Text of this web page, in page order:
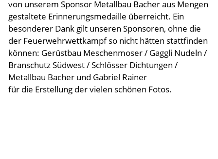
von unserem Sponsor Metallbau Bacher aus Mengen
gestaltete Erinnerungsmedaille überreicht. Ein
besonderer Dank gilt unseren Sponsoren, ohne die
der Feuerwehrwettkampf so nicht hätten stattfinden
können: Gerüstbau Meschenmoser / Gaggli Nudeln /
Branschutz Südwest / Schlösser Dichtungen /
Metallbau Bacher und Gabriel Rainer
für die Erstellung der vielen schönen Fotos.